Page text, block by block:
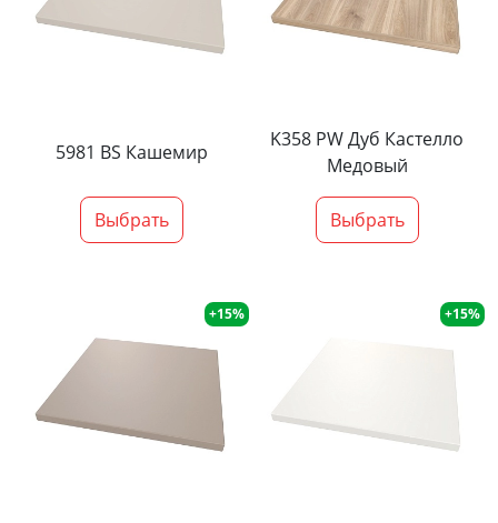
5981 BS Кашемир
Выбрать
K358 PW Дуб Кастелло
Медовый
Выбрать
+15% +15%